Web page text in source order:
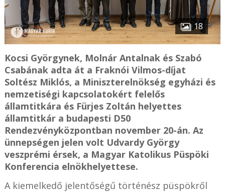
18
Kocsi Györgynek, Molnár Antalnak és Szabó
Csabának adta át a Fraknói Vilmos-díjat
Soltész Miklós, a Miniszterelnökség egyházi és
nemzetiségi kapcsolatokért felelős
államtitkára és Fürjes Zoltán helyettes
államtitkár a budapesti D50
Rendezvényközpontban november 20-án. Az
ünnepségen jelen volt Udvardy György
veszprémi érsek, a Magyar Katolikus Püspöki
Konferencia elnökhelyettese.
A kiemelkedő jelentőségű történész püspökről